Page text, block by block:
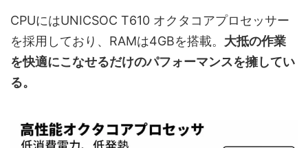
CPUにはUNICSOC T610 オクタコアプロセッサー
を採用しており、RAMは4GBを搭載。 大抵の作業
を快適にこなせるだけのパフォーマンスを擁してい
る。